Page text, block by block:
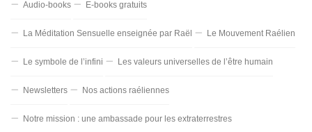
Audio-books E-books gratuits
La Méditation Sensuelle enseignée par Raël Le Mouvement Raélien
Le symbole de l’infini Les valeurs universelles de l’être humain
Newsletters Nos actions raéliennes
Notre mission : une ambassade pour les extraterrestres